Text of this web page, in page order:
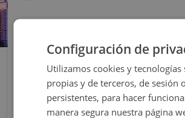
Filtros
Configuración de
Utilizamos cookies y tecnologías
propias y de terceros, de sesión
persistentes, para hacer
manera segura nuestra página